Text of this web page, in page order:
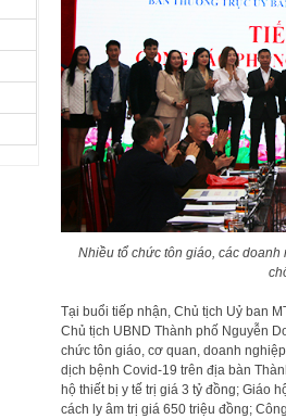
Nhiều tổ chức tôn giáo, các
Tại buổi tiếp nhận, Chủ tịch Uỷ ban
Chủ tịch UBND Thành phố Nguyễn
chức tôn giáo, cơ quan, doanh
dịch bệnh Covid-19 trên địa bàn
hộ thiết bị y tế trị giá 3 tỷ đồng; Giáo
cách ly âm trị giá 650 triệu đồng;